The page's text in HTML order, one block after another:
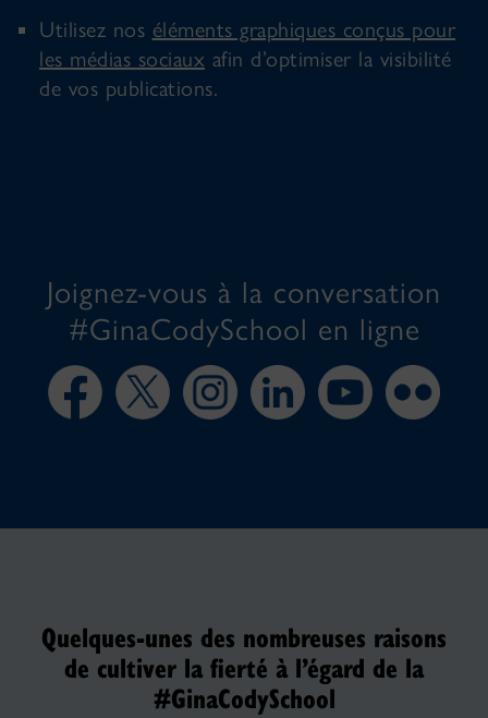
Utilisez nos éléments graphiques conçus pour
les médias sociaux afin d’optimiser la visibilité
de vos publications.
Joignez-vous à la conversation
#GinaCodySchool en ligne
Quelques-unes des nombreuses raisons
de cultiver la fierté à l’égard de la
#GinaCodySchool